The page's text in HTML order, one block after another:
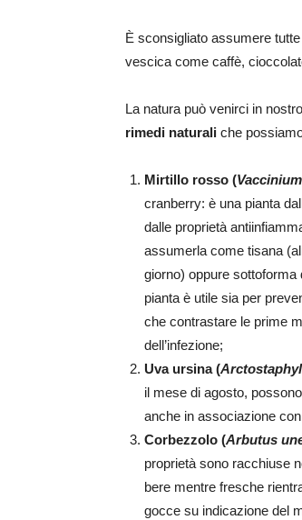
È sconsigliato assumere
vescica come caffè,
La natura può venirci in
rimedi naturali che
Mirtillo rosso (
cranberry: è una pianta
dalle proprietà
assumerla come tisana
giorno) oppure sottoforma
pianta è utile sia per
che contrastare le prime
dell’infezione;
Uva ursina (
il mese di agosto,
anche in associazione
Corbezzolo (Arbutus
proprietà sono racchiuse
bere mentre fresche
gocce su indicazione del